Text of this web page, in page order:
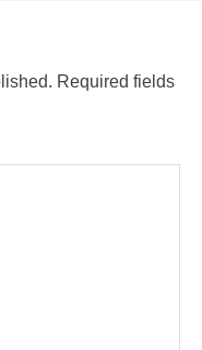
Required fields